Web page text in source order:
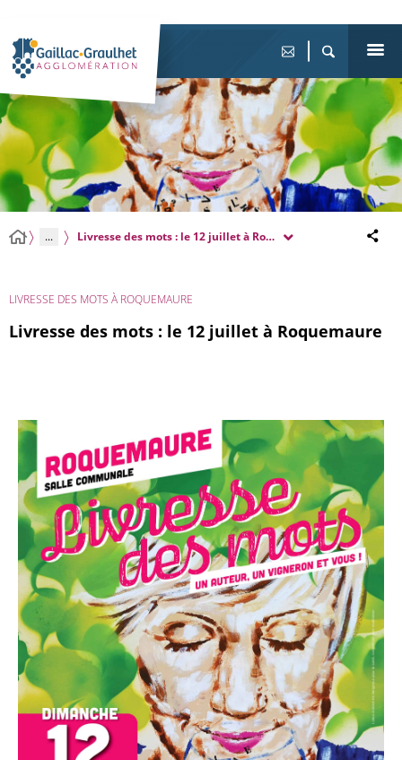
... Livresse des mots : le 12 juillet à Roquemaure
LIVRESSE DES MOTS À ROQUEMAURE
Livresse des mots : le 12 juillet à Roquemaure